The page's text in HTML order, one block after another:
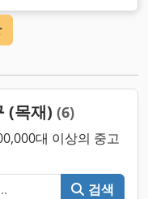
(목재) (6)
대 이상의 중고
검색